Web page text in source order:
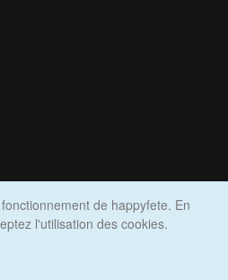
de happyfete. En
l'utilisation des cookies.